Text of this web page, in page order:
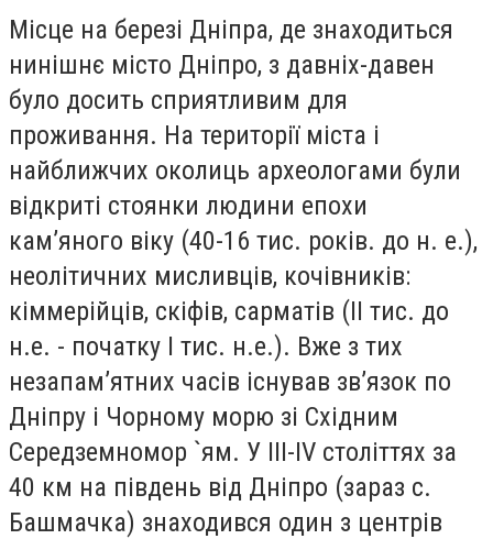
Місце на березі Дніпра, де знаходиться
нинішнє місто Дніпро, з давніх-давен
було досить сприятливим для
проживання. На території міста і
найближчих околиць археологами були
відкриті стоянки людини епохи
кам’яного віку (40-16 тис. років. до н. е.),
неолітичних мисливців, кочівників:
кіммерійців, скіфів, сарматів (II тис. до
н.е. - початку I тис. н.е.). Вже з тих
незапам’ятних часів існував зв’язок по
Дніпру і Чорному морю зі Східним
Середземномор `ям. У III-IV століттях за
40 км на південь від Дніпро (зараз с.
Башмачка) знаходився один з центрів